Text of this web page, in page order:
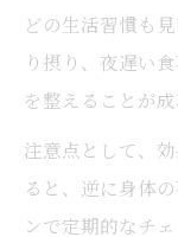
どの生活習慣も
り摂り、夜遅い
を整えることが
注意点として、
ると、逆に身体
ンで定期的なチ